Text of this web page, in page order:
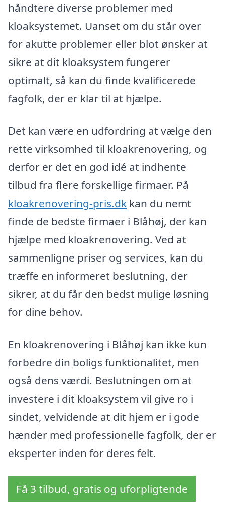
håndtere diverse problemer med
kloaksystemet. Uanset om du står over
for akutte problemer eller blot ønsker at
sikre at dit kloaksystem fungerer
optimalt, så kan du finde kvalificerede
fagfolk, der er klar til at hjælpe.
Det kan være en udfordring at vælge den
rette virksomhed til kloakrenovering, og
derfor er det en god idé at indhente
tilbud fra flere forskellige firmaer. På
kloakrenovering-pris.dk kan du nemt
finde de bedste firmaer i Blåhøj, der kan
hjælpe med kloakrenovering. Ved at
sammenligne priser og services, kan du
træffe en informeret beslutning, der
sikrer, at du får den bedst mulige løsning
for dine behov.
En kloakrenovering i Blåhøj kan ikke kun
forbedre din boligs funktionalitet, men
også dens værdi. Beslutningen om at
investere i dit kloaksystem vil give ro i
sindet, velvidende at dit hjem er i gode
hænder med professionelle fagfolk, der er
eksperter inden for deres felt.
Få 3 tilbud, gratis og uforpligtende